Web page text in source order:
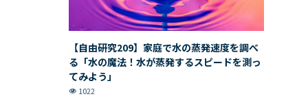
【自由研究209】家庭で水の蒸発速度を調べ
る「水の魔法！水が蒸発するスピードを測っ
てみよう」
1022